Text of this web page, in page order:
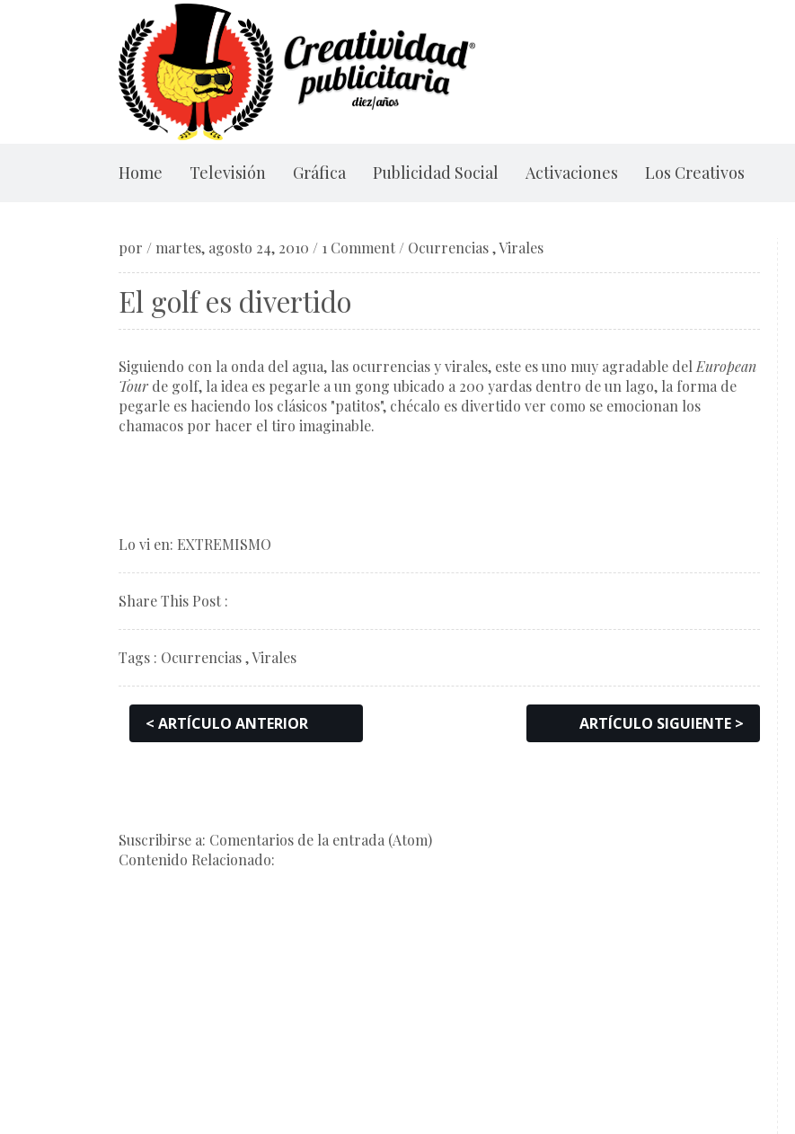
Home Televisión Gráfica Publicidad Social Activaciones Los Creativos
por / martes, agosto 24, 2010 / 1 Comment / Ocurrencias,Virales
El golf es divertido
Siguiendo con la onda del agua, las ocurrencias y virales, este es uno muy agradable del European
Tour de golf, la idea es pegarle a un gong ubicado a 200 yardas dentro de un lago, la forma de
pegarle es haciendo los clásicos "patitos", chécalo es divertido ver como se emocionan los
chamacos por hacer el tiro imaginable.
Lo vi en: EXTREMISMO
Share This Post :
Tags : Ocurrencias,Virales
ARTÍCULO SIGUIENTE >
< ARTÍCULO ANTERIOR
Suscribirse a: Comentarios de la entrada (Atom)
Contenido Relacionado: